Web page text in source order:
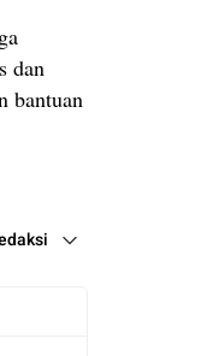
dan
bantuan